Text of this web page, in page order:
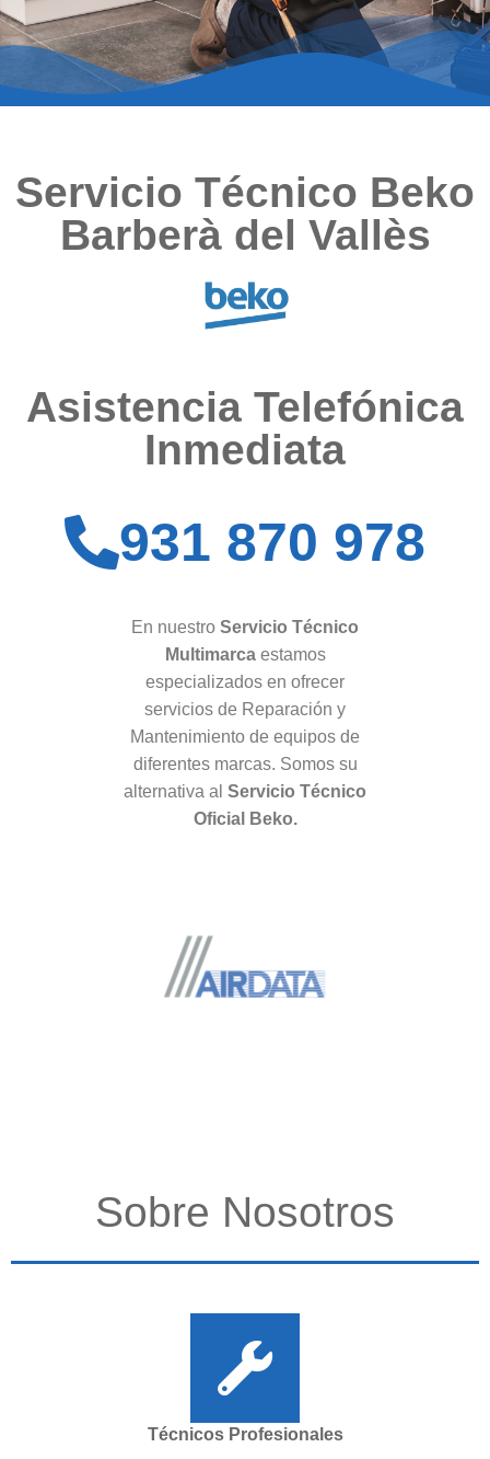
Servicio Técnico Beko
Barberà del Vallès
Asistencia Telefónica
Inmediata
931 870 978
En nuestro Servicio Técnico
Multimarcaestamos
especializados en ofrecer
servicios de Reparación y
Mantenimiento de equipos de
diferentes marcas. Somos su
alternativa al Servicio Técnico
Oficial Beko.
Sobre Nosotros
Técnicos Profesionales